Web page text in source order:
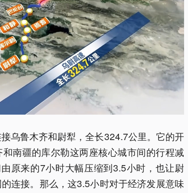
乌鲁木齐和尉犁，全长324.7公里。它的开
南疆的库尔勒这两座核心城市间的行程减
原来的7小时大幅压缩到3.5小时，也让尉
连接。那么，这3.5小时对于经济发展意味